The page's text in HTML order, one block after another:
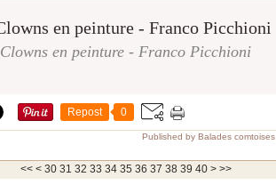
Clowns en peinture - Franco Picchioni
Repost 0
Published by Balades comtoises
<< < 10
20
30 31 32 33 34 35 36 37 38 39 40 50
> >>